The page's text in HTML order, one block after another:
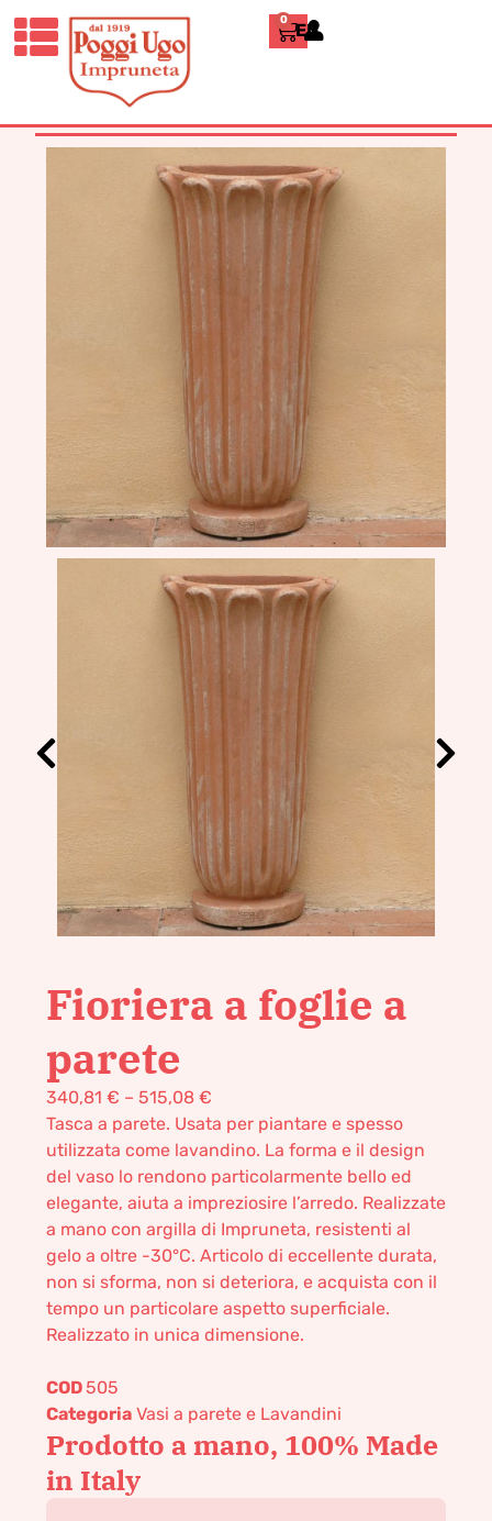
0 ENGLISH
HOME/CLASSICI
VASI A PARETE E
LAVANDINI/ FIORIERA A FOGLIE A
PARETE
Fioriera a foglie a
parete
340,81 € – 515,08 €
Tasca a parete. Usata per piantare e spesso
utilizzata come lavandino. La forma e il design
del vaso lo rendono particolarmente bello ed
elegante, aiuta a impreziosire l’arredo. Realizzate
a mano con argilla di Impruneta, resistenti al
gelo a oltre -30°C. Articolo di eccellente durata,
non si sforma, non si deteriora, e acquista con il
tempo un particolare aspetto superficiale.
Realizzato in unica dimensione.
COD505
Categoria Vasi a parete e Lavandini
Prodotto a mano, 100% Made
in Italy